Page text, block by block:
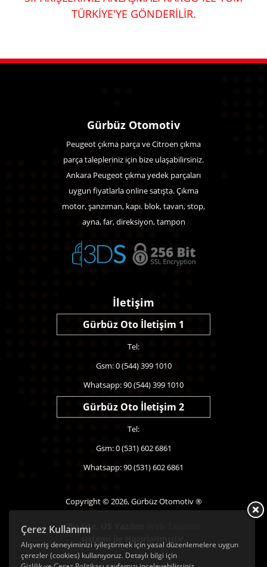
TÜRKİYE'YE GÖNDERİLİR.
Çerez Kullanımı
Alışveriş deneyiminizi iyileştirmek için yasal düzenlemelere uygun
çerezler (cookies) kullanıyoruz. Detaylı bilgi için
Gürbüz Otomotiv
Peugeot çıkma parça ve Citroen çıkma
parça talepleriniz için bize ulaşabilirsiniz.
Ankara Peugeot çıkma yedek parçaları
uygun fiyatlarla online satışta. Çıkma
motor, şanzıman, kapı. blok, tavan, stop,
ayna, far, direksiyon, tampon
İletişim
Gürbüz Oto İletişim 1
Tel:
Gsm: 0 (544) 399 1010
Whatsapp: 90 (544) 399 1010
Gürbüz Oto İletişim 2
Tel:
Gsm: 0 (531) 602 6861
Whatsapp: 90 (531) 602 6861
Copyright © 2026, Gürbüz Otomotiv ®
Bu Site,